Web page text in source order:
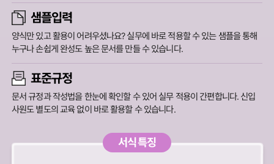
샘플입력
양식만 있고 활용이 어려우셨나요? 실무에 바로 적용할 수 있는 샘플을 통해
누구나 손쉽게 완성도 높은 문서를 만들 수 있습니다.
표준규정
문서 규정과 작성법을 한눈에 확인할 수 있어 실무 적용이 간편합니다. 신입
사원도 별도의 교육 없이 바로 활용할 수 있습니다.
서식 특징